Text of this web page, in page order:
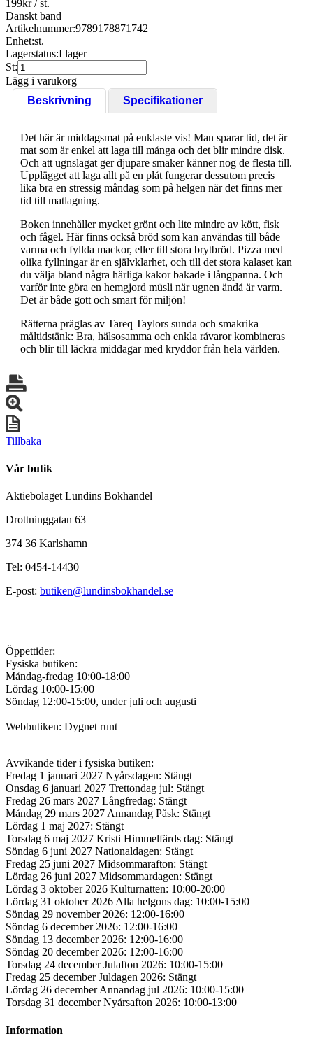
199kr/ st.
Danskt band
Artikelnummer:9789178871742
Enhet:st.
Lagerstatus:I lager
St:
Lägg i varukorg
Beskrivning
Specifikationer
Det här är middagsmat på enklaste vis! Man sparar tid, det är
mat som är enkel att laga till många och det blir mindre disk.
Och att ugnslagat ger djupare smaker känner nog de flesta till.
Upplägget att laga allt på en plåt fungerar dessutom precis
lika bra en stressig måndag som på helgen när det finns mer
tid till matlagning.
Boken innehåller mycket grönt och lite mindre av kött, fisk
och fågel. Här finns också bröd som kan användas till både
varma och fyllda mackor, eller till stora brytbröd. Pizza med
olika fyllningar är en självklarhet, och till det stora kalaset kan
du välja bland några härliga kakor bakade i långpanna. Och
varför inte göra en hemgjord müsli när ugnen ändå är varm.
Det är både gott och smart för miljön!
Rätterna präglas av Tareq Taylors sunda och smakrika
måltidstänk: Bra, hälsosamma och enkla råvaror kombineras
och blir till läckra middagar med kryddor från hela världen.
Tillbaka
Vår butik
Aktiebolaget Lundins Bokhandel
Drottninggatan 63
374 36 Karlshamn
Tel: 0454-14430
E-post: butiken@lundinsbokhandel.se
Öppettider:
Fysiska butiken:
Måndag-fredag 10:00-18:00
Lördag 10:00-15:00
Söndag 12:00-15:00, under juli och augusti
Webbutiken: Dygnet runt
Avvikande tider i fysiska butiken:
Fredag 1 januari 2027 Nyårsdagen: Stängt
Onsdag 6 januari 2027 Trettondag jul: Stängt
Fredag 26 mars 2027 Långfredag: Stängt
Måndag 29 mars 2027 Annandag Påsk: Stängt
Lördag 1 maj 2027: Stängt
Torsdag 6 maj 2027 Kristi Himmelfärds dag: Stängt
Söndag 6 juni 2027 Nationaldagen: Stängt
Fredag 25 juni 2027 Midsommarafton: Stängt
Lördag 26 juni 2027 Midsommardagen: Stängt
Lördag 3 oktober 2026 Kulturnatten: 10:00-20:00
Lördag 31 oktober 2026 Alla helgons dag: 10:00-15:00
Söndag 29 november 2026: 12:00-16:00
Söndag 6 december 2026: 12:00-16:00
Söndag 13 december 2026: 12:00-16:00
Söndag 20 december 2026: 12:00-16:00
Torsdag 24 december Julafton 2026: 10:00-15:00
Fredag 25 december Juldagen 2026: Stängt
Lördag 26 december Annandag jul 2026: 10:00-15:00
Torsdag 31 december Nyårsafton 2026: 10:00-13:00
Information